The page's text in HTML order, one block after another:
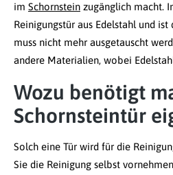
im Schornstein zugänglich macht.
Reinigungstür aus Edelstahl und
muss nicht mehr ausgetauscht
andere Materialien, wobei
Wozu benötigt
Schornsteintür
Solch eine Tür wird für die
Sie die Reinigung selbst